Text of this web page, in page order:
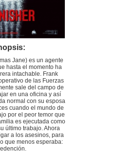
Jane) es un agente
hasta el momento ha
intachable. Frank
de las Fuerzas
sale del campo de
en una oficina y así
normal con su esposa
cuando el mundo de
por el peor temor que
es ejecutada como
último trabajo. Ahora
a los asesinos, para
que menos esperaba: